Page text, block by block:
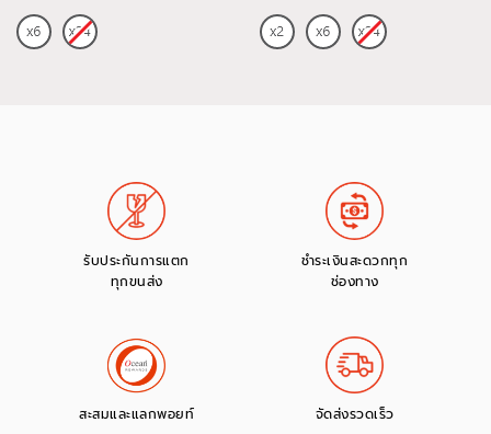
รับประกันการแตก
ทุกขนส่ง
ชำระเงินสะดวกทุก
ช่องทาง
สะสมและแลกพอยท์ จัดส่งรวดเร็ว